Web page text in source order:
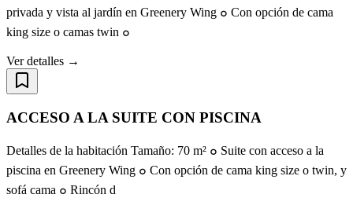
privada y vista al jardín en Greenery Wing ๐ Con opción de cama
king size o camas twin ๐
Ver detalles →
ACCESO A LA SUITE CON PISCINA
Detalles de la habitación Tamaño: 70 m² ๐ Suite con acceso a la
piscina en Greenery Wing ๐ Con opción de cama king size o twin, y
sofá cama ๐ Rincón d